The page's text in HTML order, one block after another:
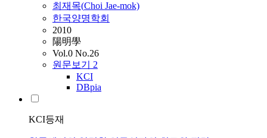
최재목(Choi Jae-mok)
한국양명학회
2010
陽明學
Vol.0 No.26
원문보기 2
KCI
DBpia
KCI등재